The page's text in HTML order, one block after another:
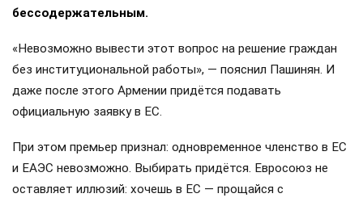
бессодержательным.
«Невозможно вывести этот вопрос на решение граждан
без институциональной работы», — пояснил Пашинян. И
даже после этого Армении придётся подавать
официальную заявку в ЕС.
При этом премьер признал: одновременное членство в ЕС
и ЕАЭС невозможно. Выбирать придётся. Евросоюз не
оставляет иллюзий: хочешь в ЕС — прощайся с